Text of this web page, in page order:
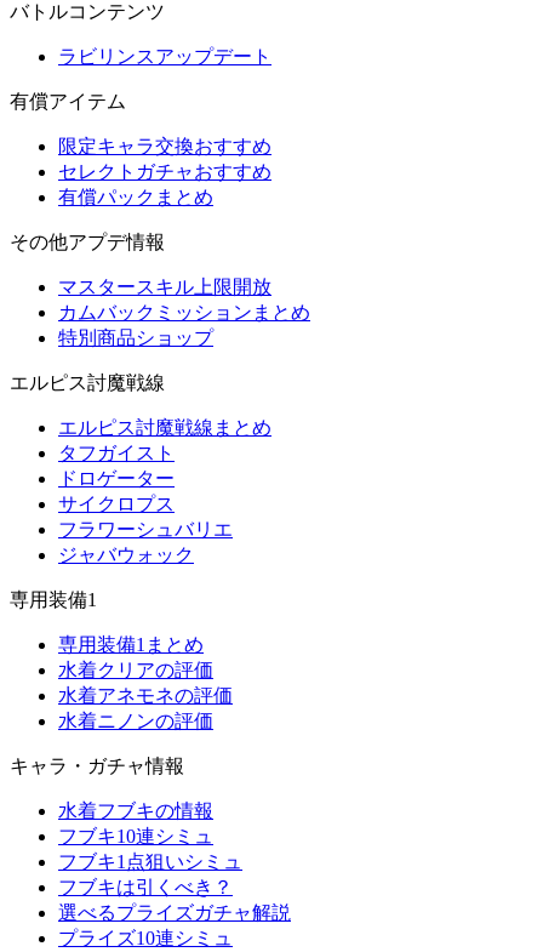
バトルコンテンツ
ラビリンスアップデート
有償アイテム
限定キャラ交換おすすめ
セレクトガチャおすすめ
有償パックまとめ
その他アプデ情報
マスタースキル上限開放
カムバックミッションまとめ
特別商品ショップ
エルピス討魔戦線
エルピス討魔戦線まとめ
タフガイスト
ドロゲーター
サイクロプス
フラワーシュバリエ
ジャバウォック
専用装備1
専用装備1まとめ
水着クリアの評価
水着アネモネの評価
水着ニノンの評価
キャラ・ガチャ情報
水着フブキの情報
フブキ10連シミュ
フブキ1点狙いシミュ
フブキは引くべき？
選べるプライズガチャ解説
プライズ10連シミュ